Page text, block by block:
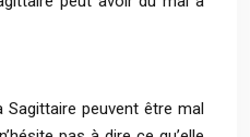
peuvent être mal